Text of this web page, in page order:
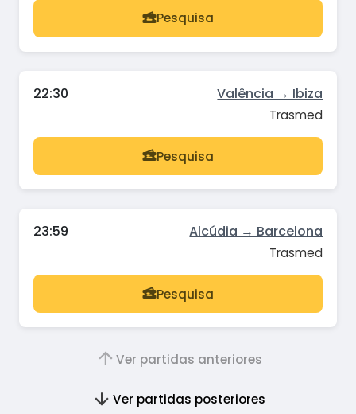
Pesquisa
22:30 Valência → Ibiza
Trasmed
Pesquisa
23:59 Alcúdia → Barcelona
Trasmed
Pesquisa
Ver partidas anteriores
Ver partidas posteriores